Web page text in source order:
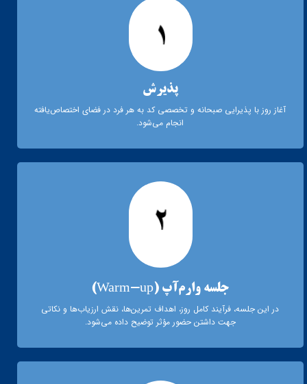
پذیرش
آغاز روز با پذیرایی صبحانه و تخصصی کد به هر فرد در فضای اختصاص‌یافته
انجام می‌شود.
جلسه وارم‌آپ (Warm-up)
در این جلسه، فرآیند کامل روز، اهداف تمرین‌ها، نقش ارزیاب‌ها و نکاتی
جهت داشتن حضور مؤثر توضیح داده می‌شود.